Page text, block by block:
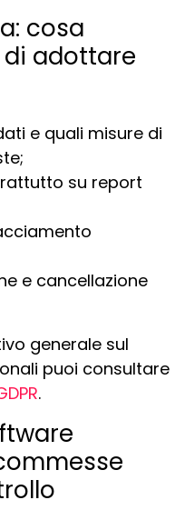
cosa
adottare
e quali misure di
su report
e cancellazione
generale sul
puoi consultare
.